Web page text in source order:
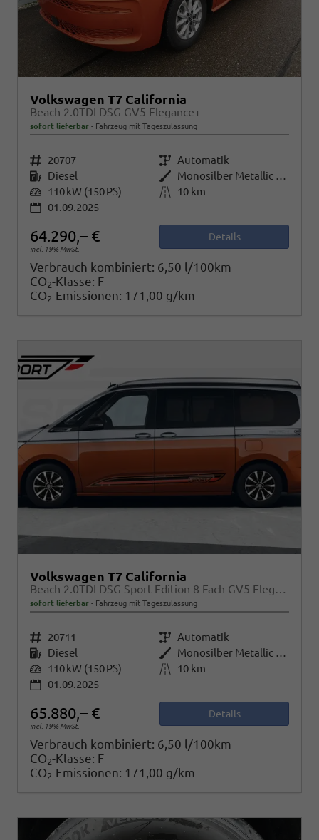
Volkswagen T7 California
Beach 2.0TDI DSG GV5 Elegance+
sofort lieferbar Fahrzeug mit Tageszulassung
Fahrzeugnr. 20707 Getriebe Automatik
Kraftstoff Diesel Außenfarbe
Monosilber Metallic / Energeticorange Metallic
Leistung 110 kW (150 PS) Kilometerstand
10 km
01.09.2025
64.290,– €
incl. 19% MwSt.
Details
Verbrauch kombiniert: 6,50 l/100km
CO2-Klasse: F
CO2-Emissionen: 171,00 g/km
Volkswagen T7 California
Beach 2.0TDI DSG Sport Edition 8 Fach GV5 Elegance+
sofort lieferbar Fahrzeug mit Tageszulassung
Fahrzeugnr. 20711 Getriebe Automatik
Kraftstoff Diesel Außenfarbe
Monosilber Metallic / Energeticorange Metallic
Leistung 110 kW (150 PS) Kilometerstand
10 km
01.09.2025
65.880,– €
incl. 19% MwSt.
Details
Verbrauch kombiniert: 6,50 l/100km
CO2-Klasse: F
CO2-Emissionen: 171,00 g/km